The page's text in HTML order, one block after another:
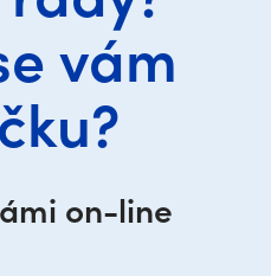
vám
on-line